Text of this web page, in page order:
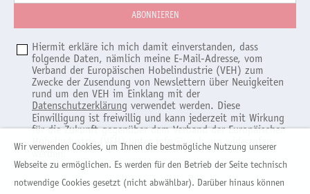
Hiermit erkläre ich mich damit einverstanden, dass
folgende Daten, nämlich meine E-Mail-Adresse, vom
Verband der Europäischen Hobelindustrie (VEH) zum
Zwecke der Zusendung von Newslettern über Neuigkeiten
rund um den VEH im Einklang mit der
Datenschutzerklärung verwendet werden. Diese
Einwilligung ist freiwillig und kann jederzeit mit Wirkung
für die Zukunft gegenüber dem Verband der Europäischen
Hobelindustrie (VEH) unterinfo@veuh.orgwiderrufen
Wir verwenden Cookies, um Ihnen die bestmögliche Nutzung unserer
Webseite zu ermöglichen. Es werden für den Betrieb der Seite technisch
notwendige Cookies gesetzt (nicht abwählbar). Darüber hinaus können